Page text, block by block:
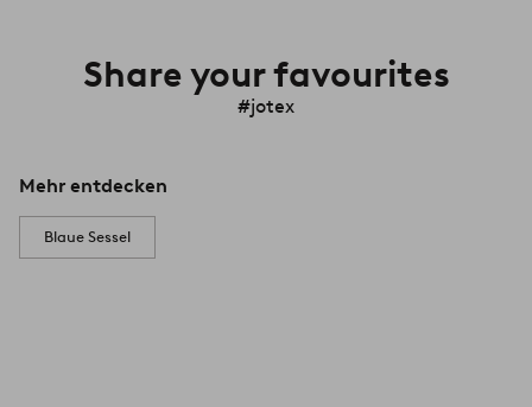
Share your favourites
#jotex
Mehr entdecken
Blaue Sessel